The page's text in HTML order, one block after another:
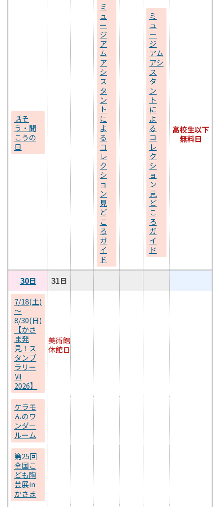
話そ
う・聞
こうの
日
ミ
ュ
ー
ジ
ア
ム
ア
シ
ス
タ
ン
ト
に
よ
る
コ
レ
ク
シ
ョ
ン
見
ど
こ
ろ
ガ
イ
ド
ミ
ュ
ー
ジ
アム
アシ
ス
タ
ン
ト
に
よ
る
コ
レ
ク
シ
ョ
ン
見
ど
こ
ろ
ガ
イ
ド
高校生以下
無料日
30日 31日
7/18(土)
～
8/30(日)
【かさ
ま発
見！ス
タンプ
ラリー
Ⅶ
2026】
美術館
休館日
ケラモ
んのワ
ンダー
ルーム
第25回
全国こ
ども陶
芸展in
かさま